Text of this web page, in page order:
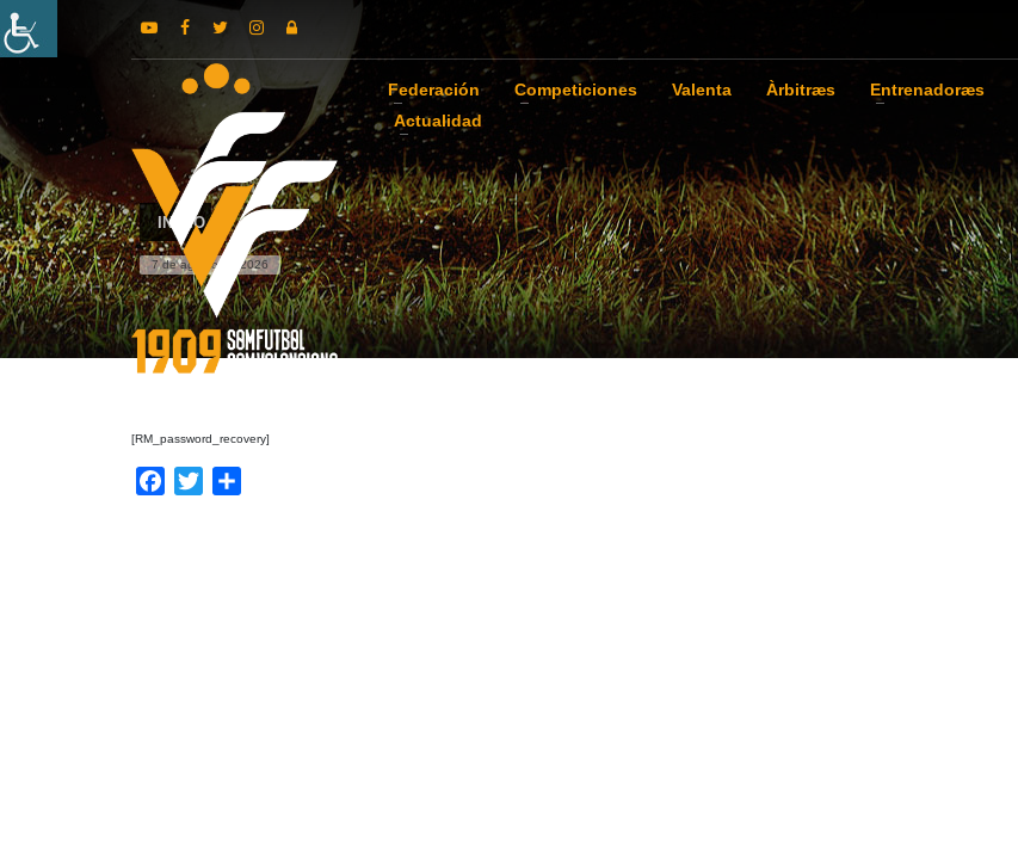
Federación Competiciones Valenta Àrbitræs Entrenadoræs
Actualidad
INICIO
7 de agosto de 2026
[RM_password_recovery]
Facebook
Twitter